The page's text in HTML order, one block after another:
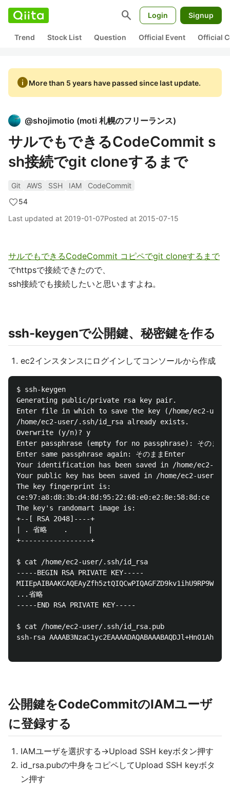
search Login Signup
Trend Stock List Question Official Event Official
infoMore than 5 years have passed since last update.
@shojimotio (moti 札幌のフリーランス)
サルでもできるCodeCommit s
sh接続でgit cloneするまで
Git AWS SSH IAM
CodeCommit
54
Last updated at 2019-01-07Posted at 2015-07-15
サルでもできるCodeCommit コピペでgit cloneするまで
でhttpsで接続できたので、
ssh接続でも接続したいと思いますよね。
ssh-keygenで公開鍵、秘密鍵を作る
ec2インスタンスにログインしてコンソールから作成
$ ssh-keygen
Generating public/private rsa key pair.
Enter file in which to save the key (/home/ec2-user/
/home/ec2-user/.ssh/id_rsa already exists.
Overwrite (y/n)? y
Enter passphrase (empty for no passphrase): そのまま
Enter same passphrase again: そのままEnter
Your identification has been saved in /home/ec2-
Your public key has been saved in /home/ec2-user/
The key fingerprint is:
ce:97:a8:d8:3b:d4:8d:95:22:68:e0:e2:8e:58:8d:ce
The key's randomart image is:
+--[ RSA 2048]----+
| . 省略    .     |
+-----------------+
$ cat /home/ec2-user/.ssh/id_rsa
-----BEGIN RSA PRIVATE KEY-----
...省略
-----END RSA PRIVATE KEY-----
$ cat /home/ec2-user/.ssh/id_rsa.pub
ssh-rsa
公開鍵をCodeCommitのIAMユーザ
に登録する
IAMユーザを選択する→Upload SSH keyボタン押す
id_rsa.pubの中身をコピペしてUpload SSH keyボタ
ン押す